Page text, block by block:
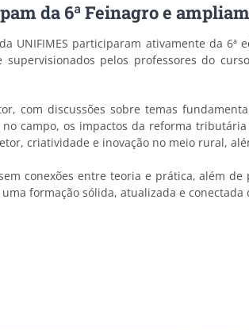
da 6ª Feinagro e
participaram ativamente da 6ª
pelos professores do
com discussões sobre temas
campo, os impactos da reforma
criatividade e inovação no meio rural,
conexões entre teoria e prática, além
formação sólida, atualizada e